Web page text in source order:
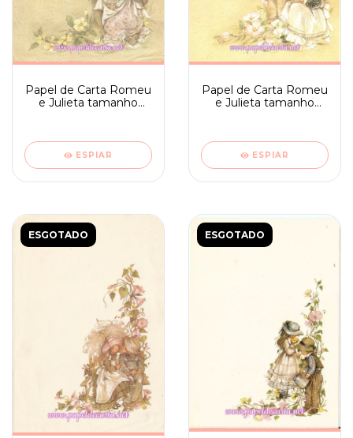
Papel de Carta Romeu
e Julieta tamanho
ESPIAR
Papel de Carta Romeu
e Julieta tamanho
ESPIAR
ESGOTADO ESGOTADO